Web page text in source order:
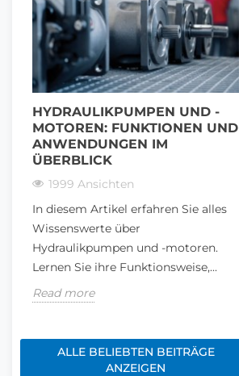
HYDRAULIKPUMPEN UND -
MOTOREN: FUNKTIONEN UND
ANWENDUNGEN IM
ÜBERBLICK
1999 Ansichten
In diesem Artikel erfahren Sie alles
Wissenswerte über
Hydraulikpumpen und -motoren.
Lernen Sie ihre Funktionsweise,...
Read more
ALLE BELIEBTEN BEITRÄGE
ANZEIGEN